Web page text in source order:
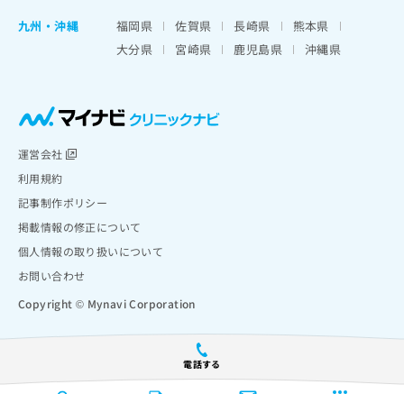
電話する
九州・沖縄
福岡県 佐賀県 長崎県
熊本県
大分県
宮崎県 鹿児島県 沖縄県
運営会社
利用規約
記事制作ポリシー
掲載情報の修正について
個人情報の取り扱いについて
お問い合わせ
Copyright © Mynavi Corporation